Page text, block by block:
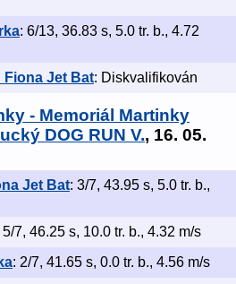
: 6/13, 36.83 s, 5.0 tr. b., 4.72
Fiona Jet Bat: Diskvalifikován
- Memoriál Martinky
DOG RUN V., 16. 05.
Jet Bat: 3/7, 43.95 s, 5.0 tr. b.,
5/7, 46.25 s, 10.0 tr. b., 4.32 m/s
: 2/7, 41.65 s, 0.0 tr. b., 4.56 m/s